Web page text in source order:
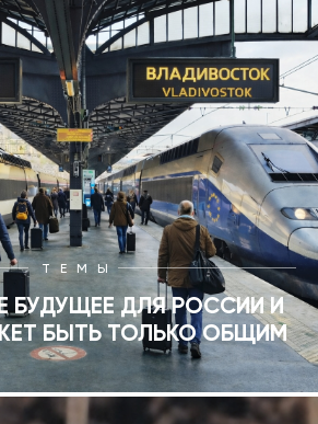
ТЕМЫ
БУДУЩЕЕ ДЛЯ РОССИИ И
БЫТЬ ТОЛЬКО ОБЩИМ